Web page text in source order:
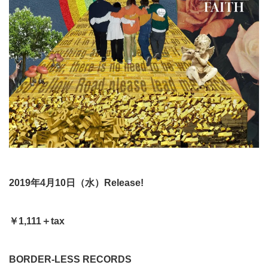
2019年4月 10 日（水） Release!
￥1,111 ＋tax
BORDER-LESS RECORDS